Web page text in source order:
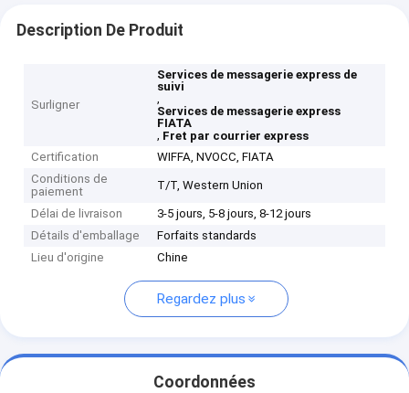
Description De Produit
Surligner
Services de messagerie express de
suivi
,
Services de messagerie express
FIATA
, Fret par courrier express
Certification
WIFFA, NVOCC, FIATA
Conditions de
paiement
T/T, Western Union
Délai de livraison
3-5 jours, 5-8 jours, 8-12 jours
Détails d'emballage
Forfaits standards
Lieu d'origine
Chine
Regardez plus
Coordonnées